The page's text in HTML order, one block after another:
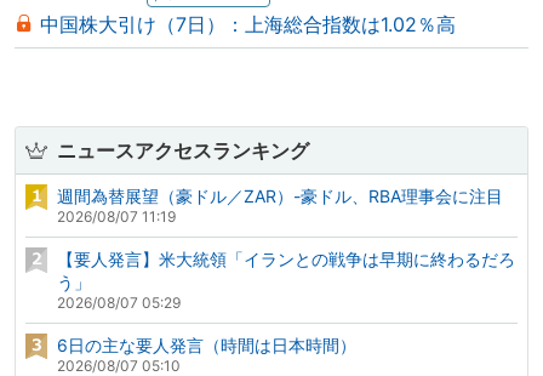
中国株大引け（7日）：上海総合指数は1.02％高
ニュースアクセスランキング
週間為替展望（豪ドル／ZAR）-豪ドル、RBA理事会に注目
2026/08/07 11:19
【要人発言】米大統領「イランとの戦争は早期に終わるだろ
う」
2026/08/07 05:29
6日の主な要人発言（時間は日本時間）
2026/08/07 05:10